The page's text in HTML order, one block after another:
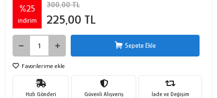
%25
indirim
300,00 TL
225,00 TL
Sepete Ekle
Favorilerime ekle
Hızlı Gönderi Güvenli Alışveriş İade ve Değişim